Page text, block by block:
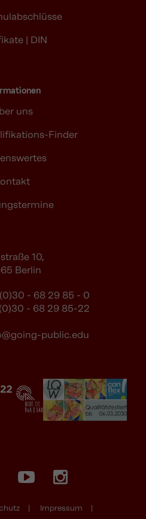
| DIN
uns
Finder
10,
Berlin
- 68 29 85 - 0
- 68 29 85-22
public.edu
Impressum